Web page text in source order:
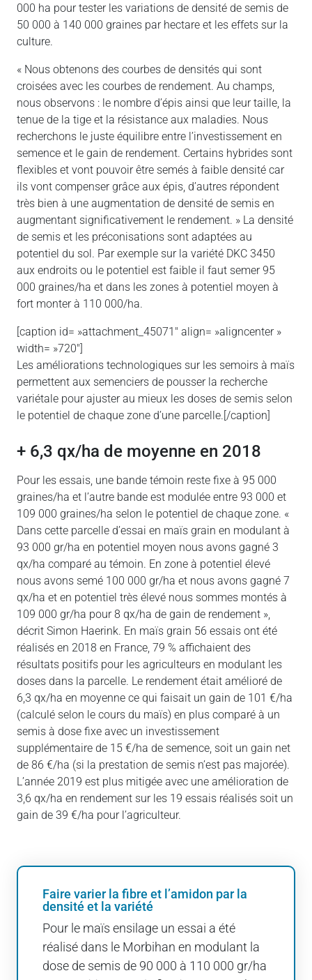
000 ha pour tester les variations de densité de semis de
50 000 à 140 000 graines par hectare et les effets sur la
culture.
« Nous obtenons des courbes de densités qui sont
croisées avec les courbes de rendement. Au champs,
nous observons : le nombre d’épis ainsi que leur taille, la
tenue de la tige et la résistance aux maladies. Nous
recherchons le juste équilibre entre l’investissement en
semence et le gain de rendement. Certains hybrides sont
flexibles et vont pouvoir être semés à faible densité car
ils vont compenser grâce aux épis, d’autres répondent
très bien à une augmentation de densité de semis en
augmentant significativement le rendement. » La densité
de semis et les préconisations sont adaptées au
potentiel du sol. Par exemple sur la variété DKC 3450
aux endroits ou le potentiel est faible il faut semer 95
000 graines/ha et dans les zones à potentiel moyen à
fort monter à 110 000/ha.
[caption id= »attachment_45071″ align= »aligncenter »
width= »720″]
Les améliorations technologiques sur les semoirs à maïs
permettent aux semenciers de pousser la recherche
variétale pour ajuster au mieux les doses de semis selon
le potentiel de chaque zone d’une parcelle.[/caption]
+ 6,3 qx/ha de moyenne en 2018
Pour les essais, une bande témoin reste fixe à 95 000
graines/ha et l’autre bande est modulée entre 93 000 et
109 000 graines/ha selon le potentiel de chaque zone. «
Dans cette parcelle d’essai en maïs grain en modulant à
93 000 gr/ha en potentiel moyen nous avons gagné 3
qx/ha comparé au témoin. En zone à potentiel élevé
nous avons semé 100 000 gr/ha et nous avons gagné 7
qx/ha et en potentiel très élevé nous sommes montés à
109 000 gr/ha pour 8 qx/ha de gain de rendement »,
décrit Simon Haerink. En maïs grain 56 essais ont été
réalisés en 2018 en France, 79 % affichaient des
résultats positifs pour les agriculteurs en modulant les
doses dans la parcelle. Le rendement était amélioré de
6,3 qx/ha en moyenne ce qui faisait un gain de 101 €/ha
(calculé selon le cours du maïs) en plus comparé à un
semis à dose fixe avec un investissement
supplémentaire de 15 €/ha de semence, soit un gain net
de 86 €/ha (si la prestation de semis n’est pas majorée).
L’année 2019 est plus mitigée avec une amélioration de
3,6 qx/ha en rendement sur les 19 essais réalisés soit un
gain de 39 €/ha pour l’agriculteur.
Faire varier la fibre et l’amidon par la
densité et la variété
Pour le maïs ensilage un essai a été
réalisé dans le Morbihan en modulant la
dose de semis de 90 000 à 110 000 gr/ha